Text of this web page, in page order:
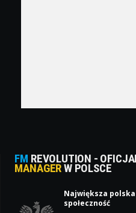
FM REVOLUTION -
MANAGERW POLSCE
Największa polska
społeczność